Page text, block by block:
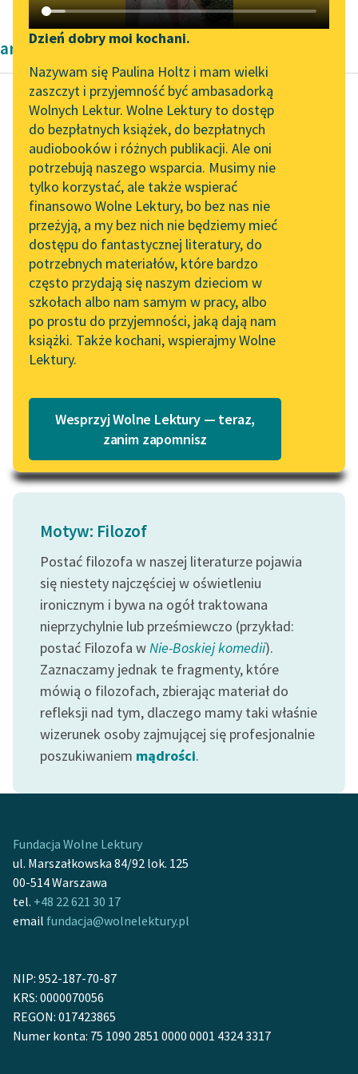
Katalog DAISY
Podkasty o książkach
Zgłoś brak utworu
Aktualności
„Prokurator Alicja Horn”
do słuchania
Byliśmy częścią AI Impact
Lab
Zapraszamy na spotkanie
online z tłumaczkami
literatury skandynawskiej
Spotkanie z Katarzyną
Tunkiel w Oslo
102. lata temu zmarł
Joseph Conrad
Lektury szkolne i klasyka
literatury do słuchania dla
uczennic i uczniów z
niepełnosprawnościami
E-kolekcja lektur
słuchania dla uczennic i
uczniów z
niepełnosprawnościami
Feministyczne inspiracje.
Popularyzacja
skandynawskiej literatury
feministycznej
Ręce pełne poezji
Kolekcje edukacyjne
do domeny publicznej,
Odkurzamy bohaterów
Szkoła Poezji Wolnych
Lektur
Narzędzia
Mapa Wolnych Lektur
Leśmianator
Przewodnik dla piszących i
czytających
API
OAI-PMH
Widget Wolnych Lektur
Przypisy
Katalog w formacie PDF
Kontakt
O projekcie
Dzień dobry moi kochani.
Nazywam się Paulina Holtz i mam wielki
zaszczyt i przyjemność być ambasadorką
Wolnych Lektur. Wolne Lektury to dostęp
do bezpłatnych książek, do bezpłatnych
audiobooków i różnych publikacji. Ale oni
potrzebują naszego wsparcia. Musimy nie
tylko korzystać, ale także wspierać
finansowo Wolne Lektury, bo bez nas nie
przeżyją, a my bez nich nie będziemy mieć
dostępu do fantastycznej literatury, do
potrzebnych materiałów, które bardzo
często przydają się naszym dzieciom w
szkołach albo nam samym w pracy, albo
po prostu do przyjemności, jaką dają nam
książki. Także kochani, wspierajmy Wolne
Lektury.
Wesprzyj Wolne Lektury — teraz,
zanim zapomnisz
artykuły naukowe okresu współczesności
Kazimierz Wyka
Modernizm polski
„Brzozowski
przedstawia
sprawę tak,
jak gdyby
pozytywizm
itp. kierunki
umysłowe
przeszły już
Czytaj więcej
Motyw: Filozof
Postać filozofa w naszej literaturze pojawia
się niestety najczęściej w oświetleniu
ironicznym i bywa na ogół traktowana
nieprzychylnie lub prześmiewczo (przykład:
postać Filozofa wNie-Boskiej komedii).
Zaznaczamy jednak te fragmenty, które
mówią o filozofach, zbierając materiał do
refleksji nad tym, dlaczego mamy taki właśnie
wizerunek osoby zajmującej się profesjonalnie
poszukiwaniem mądrości.
Fundacja Wolne Lektury
ul. Marszałkowska 84/92 lok. 125
00-514 Warszawa
tel. +48 22 621 30 17
email fundacja@wolnelektury.pl
NIP: 952-187-70-87
KRS: 0000070056
REGON: 017423865
Numer konta: 75 1090 2851 0000 0001 4324 3317